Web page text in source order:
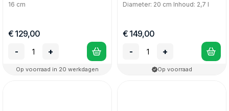
16 cm
€ 129,00
-
+
Op voorraad in 20 werkdagen
Diameter: 20 cm Inhoud: 2,7 l
€ 149,00
-
+
Op voorraad